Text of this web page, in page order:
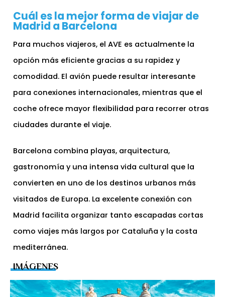
Cuál es la mejor forma de viajar de
Madrid a Barcelona
Para muchos viajeros, el AVE es actualmente la
opción más eficiente gracias a su rapidez y
comodidad. El avión puede resultar interesante
para conexiones internacionales, mientras que el
coche ofrece mayor flexibilidad para recorrer otras
ciudades durante el viaje.
Barcelona combina playas, arquitectura,
gastronomía y una intensa vida cultural que la
convierten en uno de los destinos urbanos más
visitados de Europa. La excelente conexión con
Madrid facilita organizar tanto escapadas cortas
como viajes más largos por Cataluña y la costa
mediterránea.
IMÁGENES